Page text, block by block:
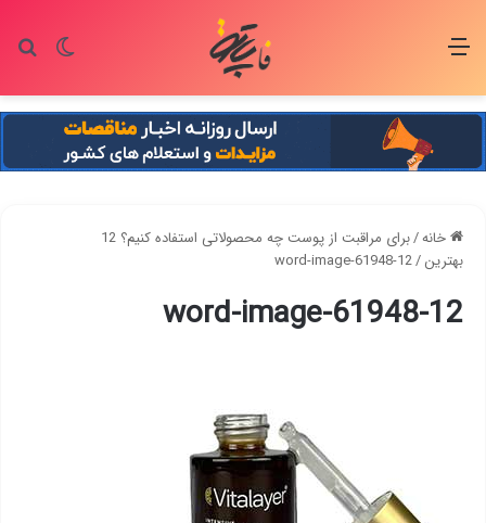
تغییر منو
خانه/
برای مراقبت از پوست چه محصولاتی استفاده کنیم؟ 12
بهترین/
word-image-61948-12
word-image-61948-12